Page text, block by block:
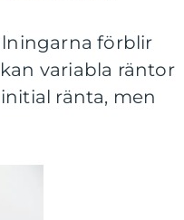
förblir
variabla räntor
ränta, men